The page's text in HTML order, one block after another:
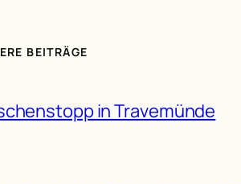
BEITRÄGE
in Travemünde